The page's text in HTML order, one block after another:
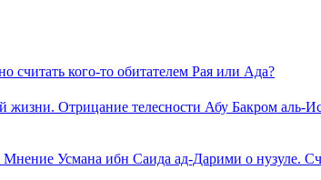
кого-то обитателем Рая или Ада?
Отрицание телесности Абу Бакром аль-
Усмана ибн Саида ад-Дарими о нузуле.